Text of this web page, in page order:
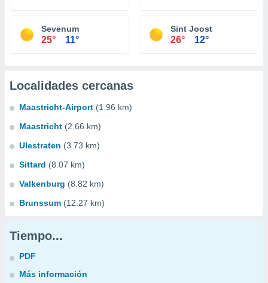
Sevenum
25° 11°
Sint Joost
26° 12°
Localidades cercanas
Maastricht-Airport (1.96 km)
Maastricht (2.66 km)
Ulestraten (3.73 km)
Sittard (8.07 km)
Valkenburg (8.82 km)
Brunssum (12.27 km)
Tiempo...
PDF
Más información